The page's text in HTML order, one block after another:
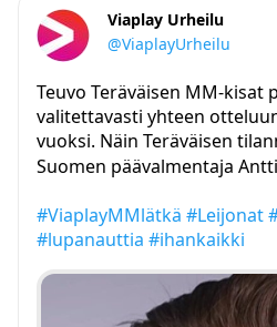
Viaplay Urheilu
@ViaplayUrheilu
Teuvo Teräväisen MM-kisat
valitettavasti yhteen
vuoksi. Näin Teräväisen
Suomen päävalmentaja
#ViaplayMMlätkä #Leijonat
#lupanauttia #ihankaikki